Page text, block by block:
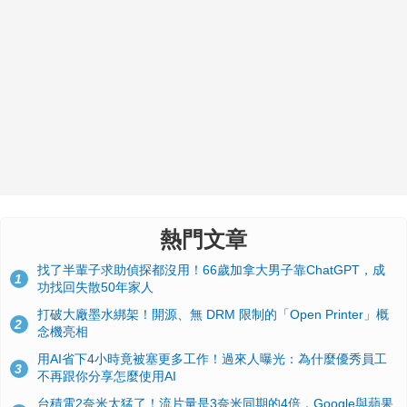
熱門文章
1
找了半輩子求助偵探都沒用！66歲加拿大男子靠ChatGPT，成
功找回失散50年家人
2
打破大廠墨水綁架！開源、無 DRM 限制的「Open Printer」概
念機亮相
3
用AI省下4小時竟被塞更多工作！過來人曝光：為什麼優秀員工
不再跟你分享怎麼使用AI
台積電2奈米太猛了！流片量是3奈米同期的4倍，Google與蘋果